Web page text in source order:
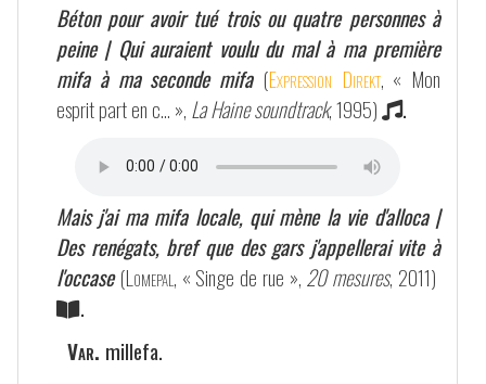
Béton pour avoir tué trois ou quatre personnes à
peine | Qui auraient voulu du mal à ma première
mifa à ma seconde mifa (Expression Direkt, « Mon
esprit part en c… », La Haine soundtrack, 1995) .
Mais j'ai ma mifa locale, qui mène la vie d'alloca |
Des renégats, bref que des gars j'appellerai vite à
l'occase (Lomepal, « Singe de rue », 20 mesures, 2011)
.
Var. millefa.